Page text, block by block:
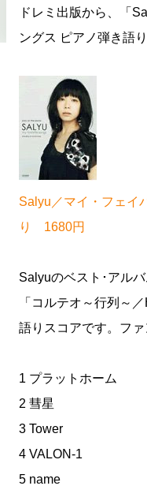
ドレミ出版から、「
ングス ピアノ弾き語
Salyu／マイ・フェイ
り 1680円
Salyuのベスト･アル
「コルテオ～行列～
語りスコアです。ファ
1 プラットホーム
2 彗星
3 Tower
4 VALON-1
5 name